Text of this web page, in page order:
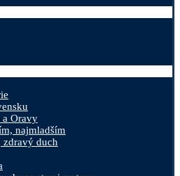
a Oravy
najmladším
zdravý duch